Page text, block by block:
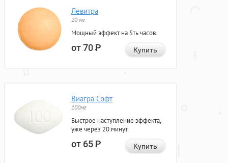
Левитра
20 мг
Мощный эффект на 5ть часов.
от 70Р Купить
Виагра Софт
100мг
Быстрое наступление эффекта,
уже через 20 минут.
от 65Р Купить